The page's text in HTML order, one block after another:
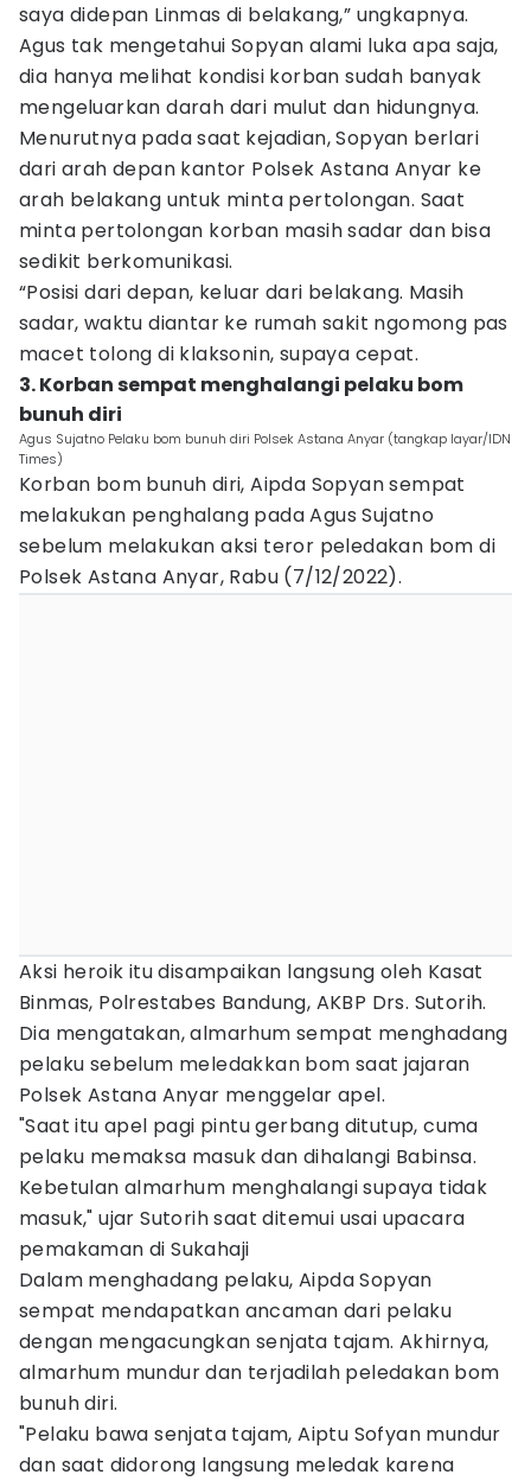
saya didepan Linmas di belakang,” ungkapnya.
Agus tak mengetahui Sopyan alami luka apa saja,
dia hanya melihat kondisi korban sudah banyak
mengeluarkan darah dari mulut dan hidungnya.
Menurutnya pada saat kejadian, Sopyan berlari
dari arah depan kantor Polsek Astana Anyar ke
arah belakang untuk minta pertolongan. Saat
minta pertolongan korban masih sadar dan bisa
sedikit berkomunikasi.
“Posisi dari depan, keluar dari belakang. Masih
sadar, waktu diantar ke rumah sakit ngomong pas
macet tolong di klaksonin, supaya cepat.
3. Korban sempat menghalangi pelaku bom
bunuh diri
Agus Sujatno Pelaku bom bunuh diri Polsek Astana Anyar (tangkap layar/IDN
Times)
Korban bom bunuh diri, Aipda Sopyan sempat
melakukan penghalang pada Agus Sujatno
sebelum melakukan aksi teror peledakan bom di
Polsek Astana Anyar, Rabu (7/12/2022).
Aksi heroik itu disampaikan langsung oleh Kasat
Binmas, Polrestabes Bandung, AKBP Drs. Sutorih.
Dia mengatakan, almarhum sempat menghadang
pelaku sebelum meledakkan bom saat jajaran
Polsek Astana Anyar menggelar apel.
"Saat itu apel pagi pintu gerbang ditutup, cuma
pelaku memaksa masuk dan dihalangi Babinsa.
Kebetulan almarhum menghalangi supaya tidak
masuk," ujar Sutorih saat ditemui usai upacara
pemakaman di Sukahaji
Dalam menghadang pelaku, Aipda Sopyan
sempat mendapatkan ancaman dari pelaku
dengan mengacungkan senjata tajam. Akhirnya,
almarhum mundur dan terjadilah peledakan bom
bunuh diri.
"Pelaku bawa senjata tajam, Aiptu Sofyan mundur
dan saat didorong langsung meledak karena